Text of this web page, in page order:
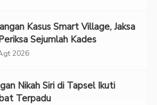
Kasus Smart Village, Jaksa
Sejumlah Kades
2026
Nikah Siri di Tapsel Ikuti
Terpadu